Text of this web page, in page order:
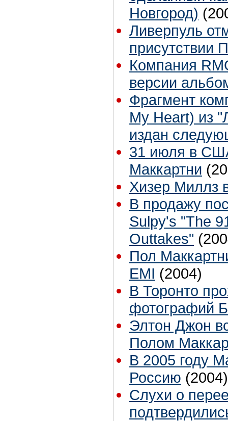
Новгород)
Ливерпуль
присутствии
Компания
версии
Фрагмент
My Heart) из
издан
31 июля в
Маккартни
Хизер Миллз
В продажу
Sulpy's "The
Outtakes"
Пол
EMI (2004)
В Торонто
фотографий
Элтон Джон
Полом
В 2005 году
Россию (2004)
Слухи о